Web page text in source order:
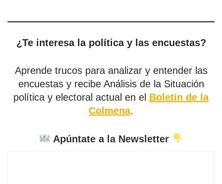
¿Te interesa la política y las encuestas?
Aprende trucos para analizar y entender las
encuestas y recibe Análisis de la Situación
política y electoral actual en el Boletín de la
Colmena.
Apúntate a la Newsletter